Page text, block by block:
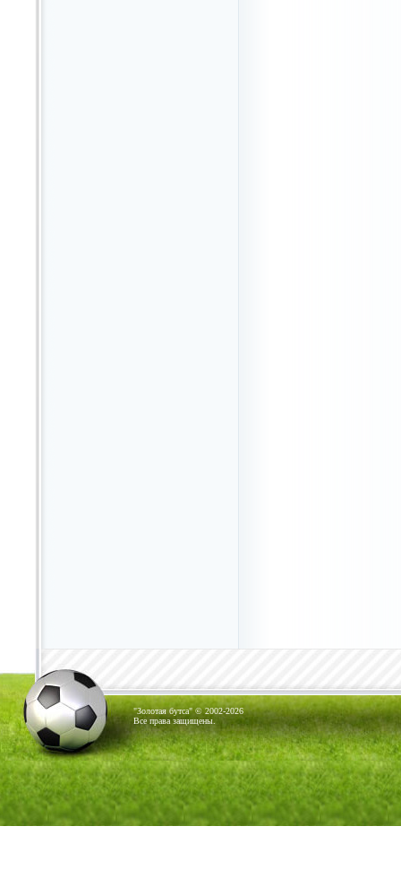
"Золотая бутса" © 2002-2026
Все права защищены.